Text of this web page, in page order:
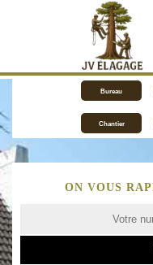
Bureau
Chantier
ON VOUS